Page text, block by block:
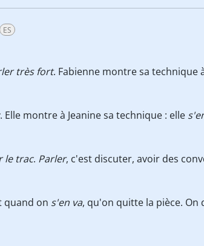
ES
très fort. Fabienne montre sa technique
. Elle montre à Jeanine sa technique : elle
le trac. Parler, c'est discuter, avoir des
quand on s'en va, qu'on quitte la pièce. On